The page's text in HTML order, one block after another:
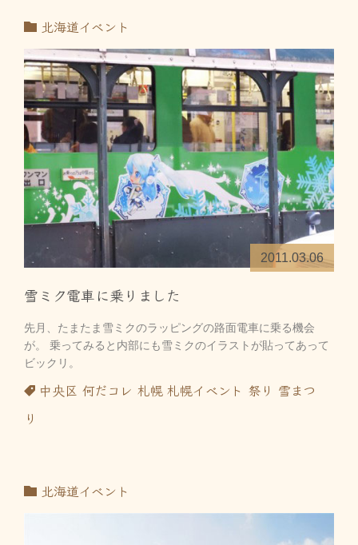
北海道イベント
2011.03.06
雪ミク電車に乗りました
先月、たまたま雪ミクのラッピングの路面電車に乗る機会
が。 乗ってみると内部にも雪ミクのイラストが貼ってあって
ビックリ。
中央区 何だコレ 札幌 札幌イベント 祭り 雪まつ
り
北海道イベント